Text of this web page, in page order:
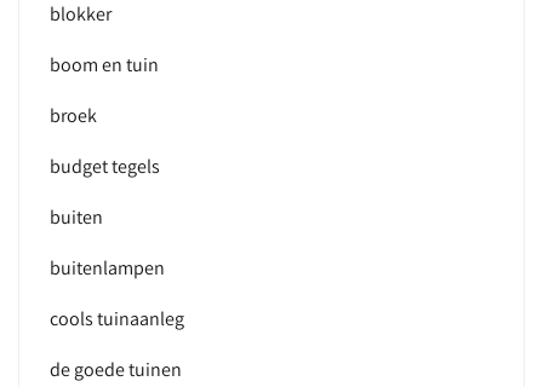
blokker
boom en tuin
broek
budget tegels
buiten
buitenlampen
cools tuinaanleg
de goede tuinen